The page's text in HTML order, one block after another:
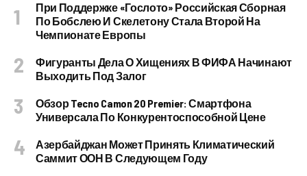
При Поддержке «Гослото» Российская Сборная
По Бобслею И Скелетону Стала Второй На
Чемпионате Европы
Фигуранты Дела О Хищениях В ФИФА Начинают
Выходить Под Залог
Обзор Tecno Camon 20 Premier: Смартфона
Универсала По Конкурентоспособной Цене
Азербайджан Может Принять Климатический
Саммит ООН В Следующем Году